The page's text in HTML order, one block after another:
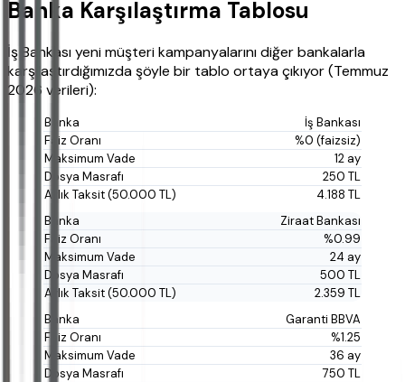
Banka Karşılaştırma Tablosu
İş Bankası yeni müşteri kampanyalarını diğer bankalarla
karşılaştırdığımızda şöyle bir tablo ortaya çıkıyor (Temmuz
2026 verileri):
İş Bankası
%0 (faizsiz)
12 ay
250 TL
4.188 TL
Ziraat Bankası
%0.99
24 ay
500 TL
2.359 TL
Garanti BBVA
%1.25
36 ay
750 TL